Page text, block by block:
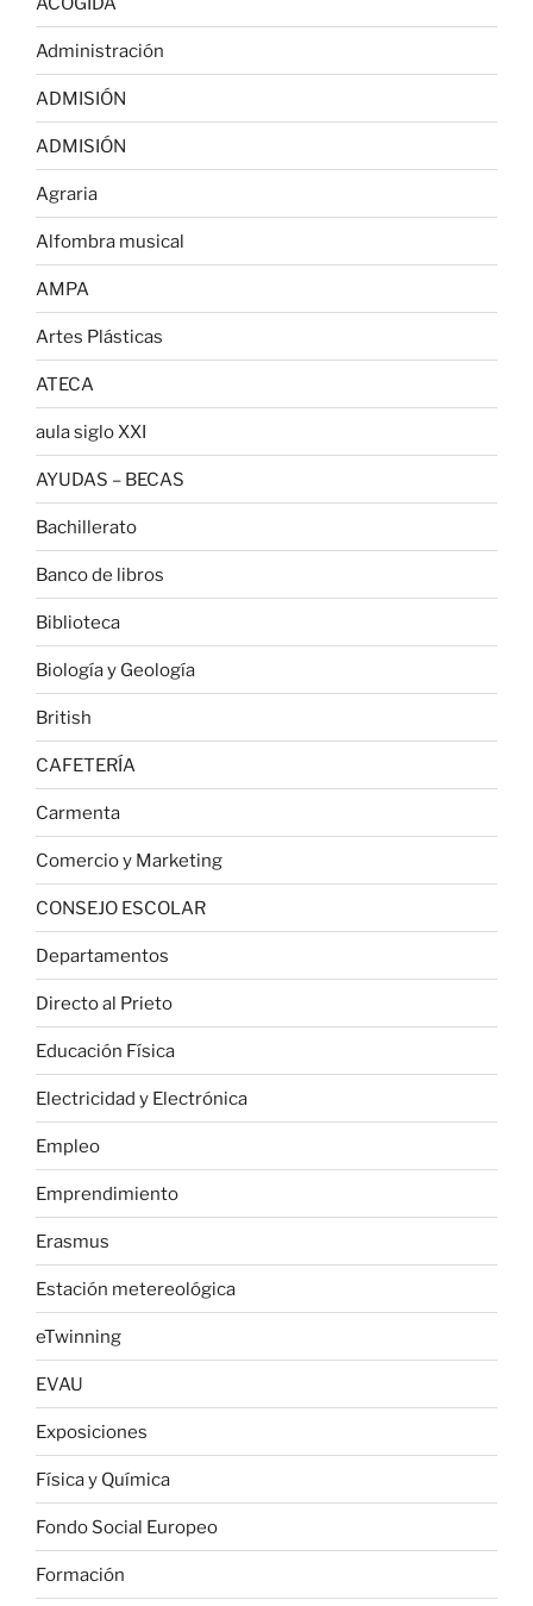
Administración
ADMISIÓN
ADMISIÓN
Agraria
Alfombra musical
AMPA
Artes Plásticas
ATECA
aula siglo XXI
AYUDAS – BECAS
Bachillerato
Banco de libros
Biblioteca
Biología y Geología
British
CAFETERÍA
Carmenta
Comercio y Marketing
CONSEJO ESCOLAR
Departamentos
Directo al Prieto
Educación Física
Electricidad y Electrónica
Empleo
Emprendimiento
Erasmus
Estación metereológica
eTwinning
EVAU
Exposiciones
Física y Química
Fondo Social Europeo
Formación